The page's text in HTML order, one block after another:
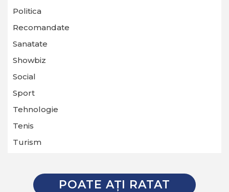
Politica
Recomandate
Sanatate
Showbiz
Social
Sport
Tehnologie
Tenis
Turism
POATE AŢI RATAT